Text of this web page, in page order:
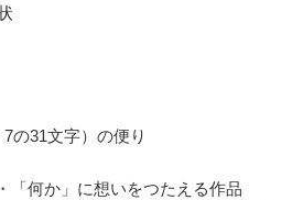
の31文字）の便り
「何か」に想いをつたえる作品